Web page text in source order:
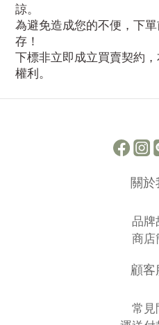
諒。
為避免造成您的不便，下
存！
下標非立即成立買賣契約
權利。
關於
品牌
商店
顧客
常見